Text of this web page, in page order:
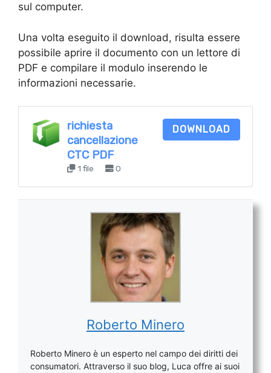
sul computer.
Una volta eseguito il download, risulta essere
possibile aprire il documento con un lettore di
PDF e compilare il modulo inserendo le
informazioni necessarie.
richiesta
cancellazione
CTC PDF
1 file 0
DOWNLOAD
Roberto Minero
Roberto Minero è un esperto nel campo dei diritti dei
consumatori. Attraverso il suo blog, Luca offre ai suoi